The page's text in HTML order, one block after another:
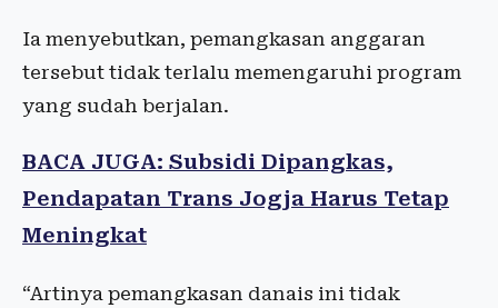
Ia menyebutkan, pemangkasan anggaran
tersebut tidak terlalu memengaruhi program
yang sudah berjalan.
BACA JUGA: Subsidi Dipangkas,
Pendapatan Trans Jogja Harus Tetap
Meningkat
“Artinya pemangkasan danais ini tidak